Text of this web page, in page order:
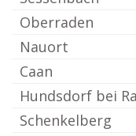
Oberraden
Nauort
Caan
Hundsdorf bei
Schenkelberg